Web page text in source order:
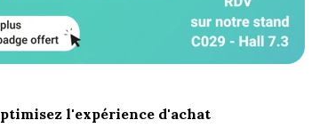
l'expérience d'achat